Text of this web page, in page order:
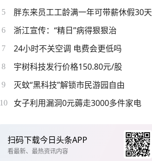
5 胖东来员工工龄满一年可带薪休假30天
6 浙江宣传：“精日”病得狠狠治
7 24小时不关空调 电费会更低吗
8 宇树科技发行价格150.80元/股
9 灭蚊“黑科技”解锁市民游园自由
10 女子利用漏洞0元薅走3000多件家电
扫码下载今日头条APP
看最新、最热资讯内容